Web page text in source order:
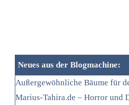
Neues aus der Blogmachine:
Außergewöhnliche Bäume für
Marius-Tahira.de – Horror und